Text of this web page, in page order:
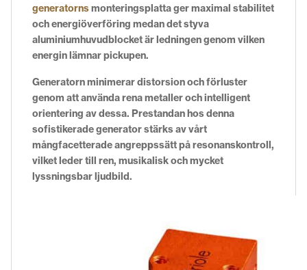
generatorns monteringsplatta ger maximal stabilitet
och energiöverföring medan det styva
aluminiumhuvudblocket är ledningen genom vilken
energin lämnar pickupen.
Generatorn minimerar distorsion och förluster
genom att använda rena metaller och intelligent
orientering av dessa. Prestandan hos denna
sofistikerade generator stärks av vårt
mångfacetterade angreppssätt på resonanskontroll,
vilket leder till ren, musikalisk och mycket
lyssningsbar ljudbild.